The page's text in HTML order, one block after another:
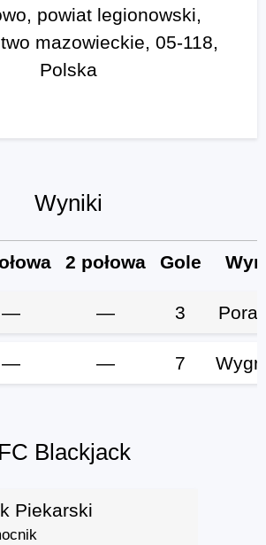
powiat legionowski,
mazowieckie, 05-118,
Polska
Wyniki
2 połowa Gole
— — 3
— — 7
FC Blackjack
Piekarski